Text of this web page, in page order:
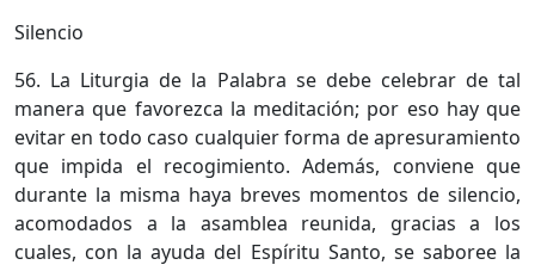
Silencio
56. La Liturgia de la Palabra se debe celebrar de tal
manera que favorezca la meditación; por eso hay que
evitar en todo caso cualquier forma de apresuramiento
que impida el recogimiento. Además, conviene que
durante la misma haya breves momentos de silencio,
acomodados a la asamblea reunida, gracias a los
cuales, con la ayuda del Espíritu Santo, se saboree la